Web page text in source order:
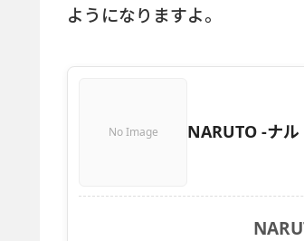
ようになりますよ。
No Image NARUTO -ナル